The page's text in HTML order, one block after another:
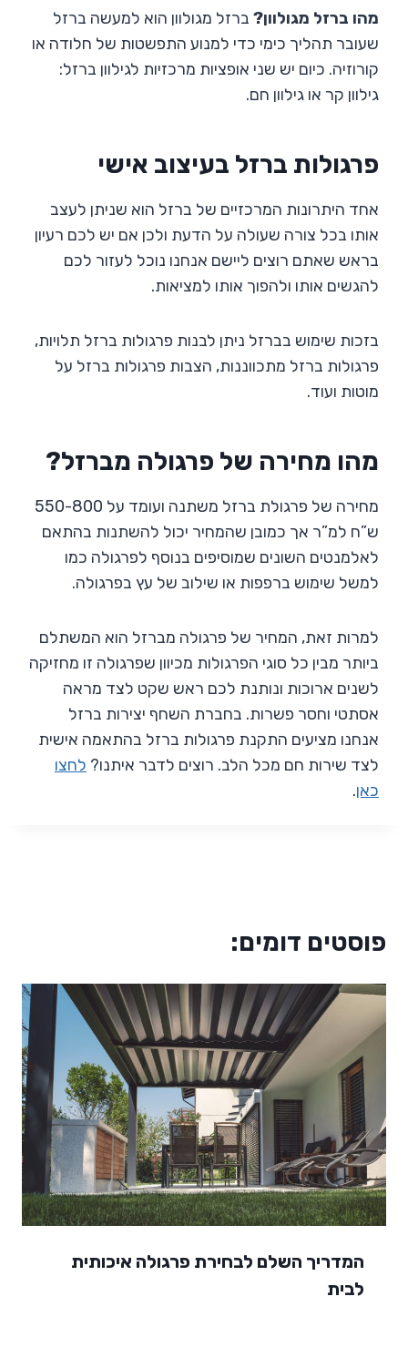
מהו ברזל מגולוון? ברזל מגולוון הוא למעשה ברזל
שעובר תהליך כימי כדי למנוע התפשטות של חלודה או
קורוזיה. כיום יש שני אופציות מרכזיות לגילוון ברזל:
גילוון קר או גילוון חם.
פרגולות ברזל בעיצוב אישי
אחד היתרונות המרכזיים של ברזל הוא שניתן לעצב
אותו בכל צורה שעולה על הדעת ולכן אם יש לכם רעיון
בראש שאתם רוצים ליישם אנחנו נוכל לעזור לכם
להגשים אותו ולהפוך אותו למציאות.
בזכות שימוש בברזל ניתן לבנות פרגולות ברזל תלויות,
פרגולות ברזל מתכווננות, הצבות פרגולות ברזל על
מוטות ועוד.
מהו מחירה של פרגולה מברזל?
מחירה של פרגולת ברזל משתנה ועומד על 550-800
ש”ח למ”ר אך כמובן שהמחיר יכול להשתנות בהתאם
לאלמנטים השונים שמוסיפים בנוסף לפרגולה כמו
למשל שימוש ברפפות או שילוב של עץ בפרגולה.
למרות זאת, המחיר של פרגולה מברזל הוא המשתלם
ביותר מבין כל סוגי הפרגולות מכיוון שפרגולה זו מחזיקה
לשנים ארוכות ונותנת לכם ראש שקט לצד מראה
אסתטי וחסר פשרות. בחברת השחף יצירות ברזל
אנחנו מציעים התקנת פרגולות ברזל בהתאמה אישית
לצד שירות חם מכל הלב. רוצים לדבר איתנו? לחצו
כאן.
פוסטים דומים:
המדריך השלם לבחירת פרגולה איכותית
לבית